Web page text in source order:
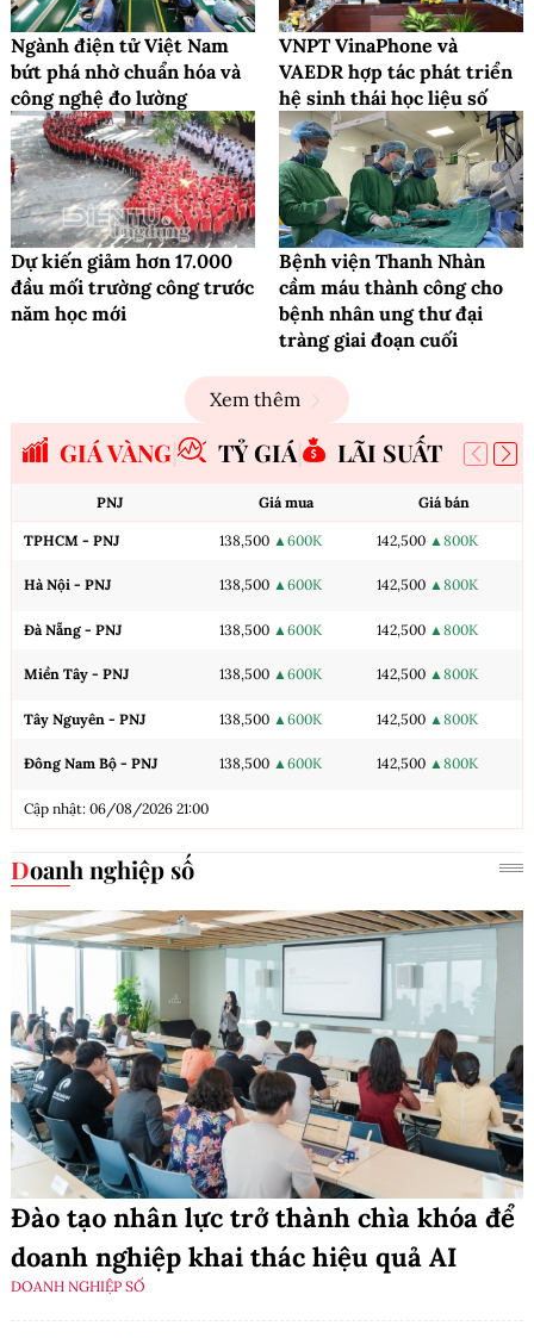
Ngành điện tử Việt Nam
bứt phá nhờ chuẩn hóa và
công nghệ đo lường
VNPT VinaPhone và
VAEDR hợp tác phát triển
hệ sinh thái học liệu số
Dự kiến giảm hơn 17.000
đầu mối trường công trước
năm học mới
Bệnh viện Thanh Nhàn
cầm máu thành công cho
bệnh nhân ung thư đại
tràng giai đoạn cuối
Xem thêm
GIÁ VÀNG TỶ GIÁ LÃI SUẤT
PNJ Giá mua Giá bán
TPHCM - PNJ 138,500 ▲600K 142,500 ▲800K
Hà Nội - PNJ 138,500 ▲600K 142,500 ▲800K
Đà Nẵng - PNJ 138,500 ▲600K 142,500 ▲800K
Miền Tây - PNJ 138,500 ▲600K 142,500 ▲800K
Tây Nguyên - PNJ 138,500 ▲600K 142,500 ▲800K
Đông Nam Bộ - PNJ 138,500 ▲600K 142,500 ▲800K
Cập nhật: 06/08/2026 21:00
Doanh nghiệp số
Đào tạo nhân lực trở thành chìa khóa để
doanh nghiệp khai thác hiệu quả AI
DOANH NGHIỆP SỐ